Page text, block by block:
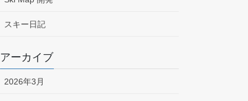
スキー日記
アーカイブ
2026年3月